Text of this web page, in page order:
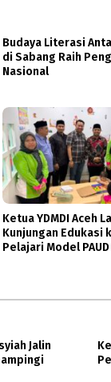
Budaya Literasi
di Sabang Raih
Nasional
Ketua YDMDI Aceh
Kunjungan Edukasi
Pelajari Model
Jalin